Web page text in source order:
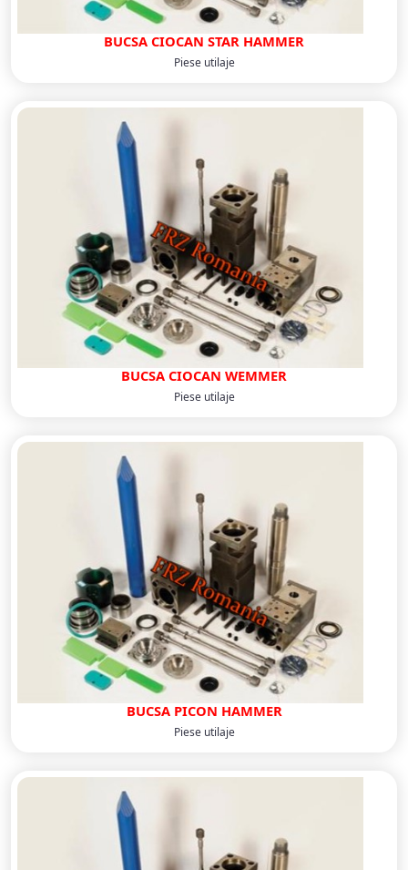
BUCSA CIOCAN STAR HAMMER
Piese utilaje
BUCSA CIOCAN WEMMER
Piese utilaje
BUCSA PICON HAMMER
Piese utilaje